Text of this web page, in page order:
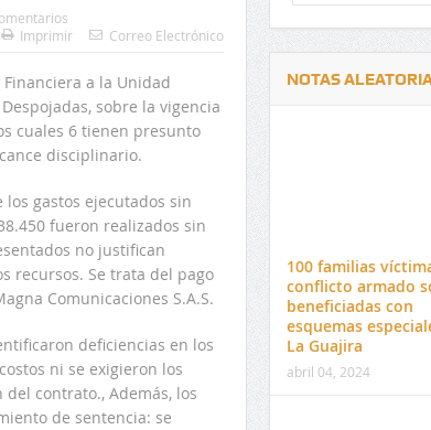
Imprimir
Correo Electrónico
a la Unidad
sobre la vigencia
cuales 6 tienen presunto
disciplinario.
los gastos ejecutados sin
fueron realizados sin
no justifican
recursos. Se trata del pago
Comunicaciones S.A.S.
deficiencias en los
ni se exigieron los
contrato., Además, los
de sentencia: se
NOTAS
100 familias
conflicto armado
beneficiadas con
esquemas
La Guajira
abril 04, 2024
Jiménez, nuevo Contralor
del Cesar
El 17 de enero vence
venta de pines para
preuniversitario de la